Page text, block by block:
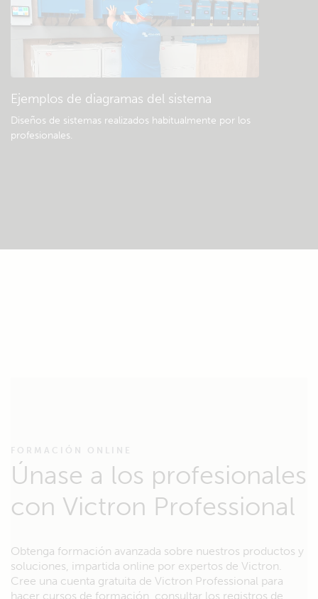
Ejemplos de diagramas del sistema
Diseños de sistemas realizados habitualmente por los
profesionales.
FORMACIÓN ONLINE
Únase a los profesionales
con Victron Professional
Obtenga formación avanzada sobre nuestros productos y
soluciones, impartida online por expertos de Victron.
Cree una cuenta gratuita de Victron Professional para
hacer cursos de formación, consultar los registros de